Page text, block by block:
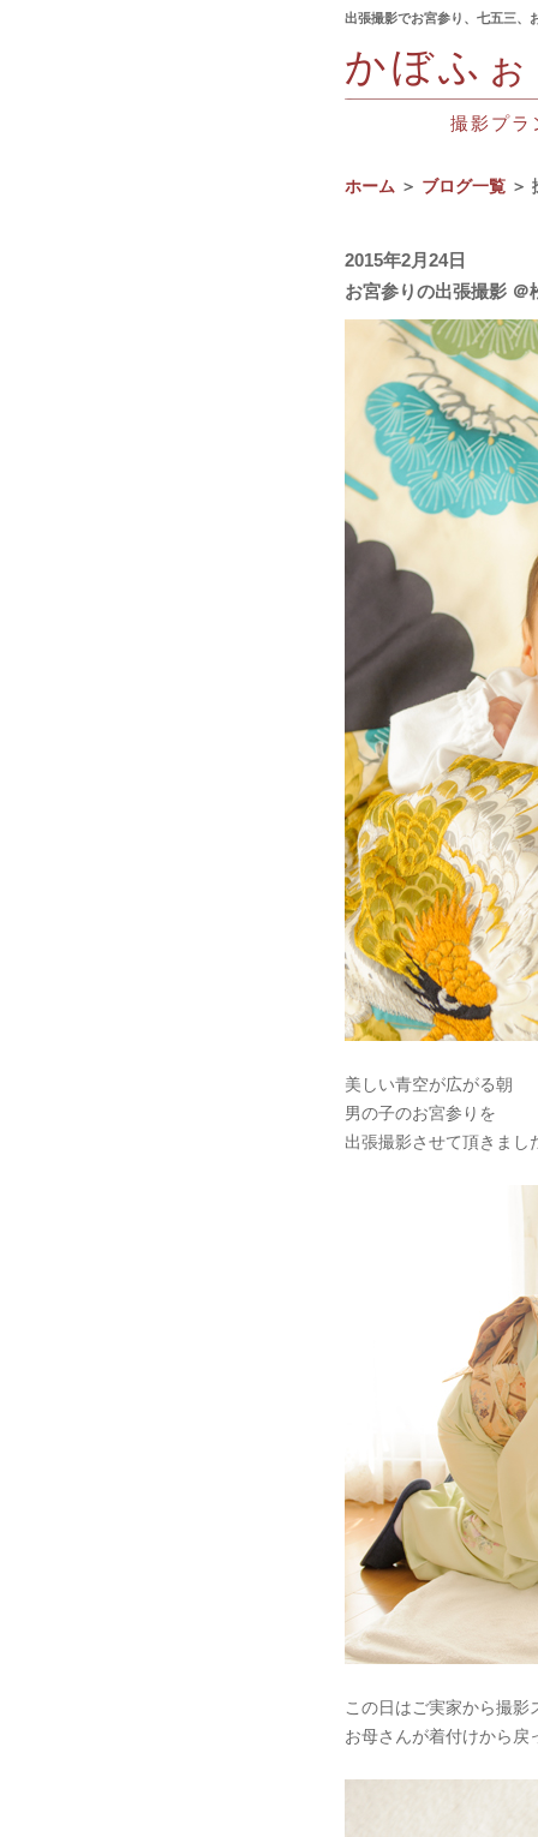
出張撮影でお宮参り、七五三、
かぼふ
撮影プラ
ホーム ＞ ブログ一覧 ＞
2015年2月24日
お宮参りの出張撮影 ＠
美しい青空が広がる朝
男の子のお宮参りを
出張撮影させて頂きまし
この日はご実家から撮影
お母さんが着付けから戻